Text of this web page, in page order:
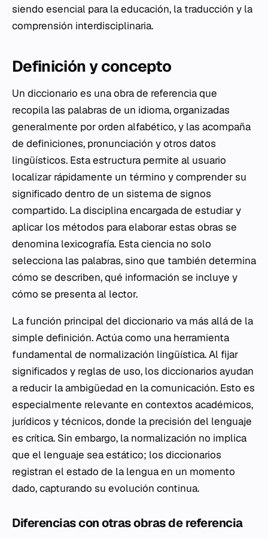
siendo esencial para la educación, la traducción y la
comprensión interdisciplinaria.
Definición y concepto
Un diccionario es una obra de referencia que
recopila las palabras de un idioma, organizadas
generalmente por orden alfabético, y las acompaña
de definiciones, pronunciación y otros datos
lingüísticos. Esta estructura permite al usuario
localizar rápidamente un término y comprender su
significado dentro de un sistema de signos
compartido. La disciplina encargada de estudiar y
aplicar los métodos para elaborar estas obras se
denomina lexicografía. Esta ciencia no solo
selecciona las palabras, sino que también determina
cómo se describen, qué información se incluye y
cómo se presenta al lector.
La función principal del diccionario va más allá de la
simple definición. Actúa como una herramienta
fundamental de normalización lingüística. Al fijar
significados y reglas de uso, los diccionarios ayudan
a reducir la ambigüedad en la comunicación. Esto es
especialmente relevante en contextos académicos,
jurídicos y técnicos, donde la precisión del lenguaje
es crítica. Sin embargo, la normalización no implica
que el lenguaje sea estático; los diccionarios
registran el estado de la lengua en un momento
dado, capturando su evolución continua.
Diferencias con otras obras de referencia